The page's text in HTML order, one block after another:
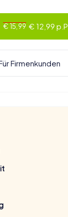
€ 15,99 € 12,99 p.P.
Firmenkunden